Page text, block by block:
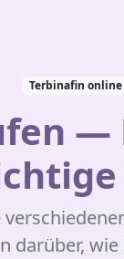
Terbinafin
—